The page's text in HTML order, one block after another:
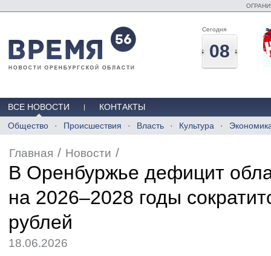
Сегодня
08
ВСЕ НОВОСТИ
КОНТАКТЫ
Общество
Происшествия Власть Культура
Главная / Новости /
В Оренбуржье дефицит
на 2026–2028 годы
рублей
18.06.2026